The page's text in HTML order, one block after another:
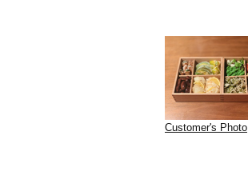
Customer's Photo